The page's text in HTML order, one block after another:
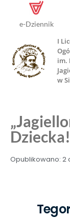
e-Dziennik
I
im.
w
Dziecka!
Opublikowano: 2